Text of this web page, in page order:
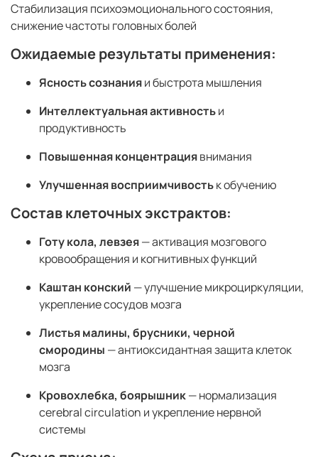
Стабилизация психоэмоционального состояния,
снижение частоты головных болей
Ожидаемые результаты применения:
Ясность сознанияи быстрота мышления
Интеллектуальная активностьи
продуктивность
Повышенная концентрациявнимания
Улучшенная восприимчивостьк обучению
Состав клеточных экстрактов:
Готу кола, левзея— активация мозгового
кровообращения и когнитивных функций
Каштан конский — улучшение микроциркуляции,
укрепление сосудов мозга
Листья малины, брусники, черной
смородины — антиоксидантная защита клеток
мозга
Кровохлебка, боярышник— нормализация
cerebral circulation и укрепление нервной
системы